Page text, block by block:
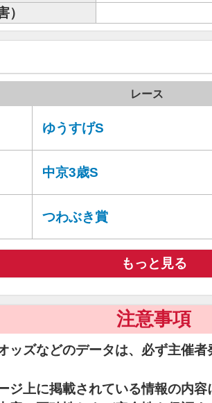
）
レース
ゆうすげS
中京3歳S
つわぶき賞
もっと見る
注意事項
ッズなどのデータは、必ず主催
ジ上に掲載されている情報の内容